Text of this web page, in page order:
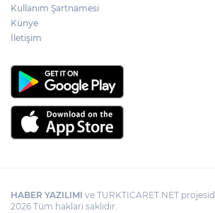
Kullanım Şartnamesi
Künye
İletişim
HABER YAZILIMI ve TURKTICARET.NET
2026 Tüm hakları saklıdır.